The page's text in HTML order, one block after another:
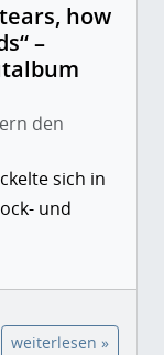
how
–
den
sich in
und
weiterlesen »